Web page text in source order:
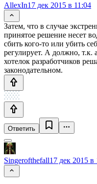
AllexIn17 дек 2015 в 11:04
Затем, что в случае
принятое решение несет
сбить кого-то или убить
регулирует. А должно, т.к.
хотелок разработчиков
законодательном.
Ответить
Singerofthefall17 дек 2015 в